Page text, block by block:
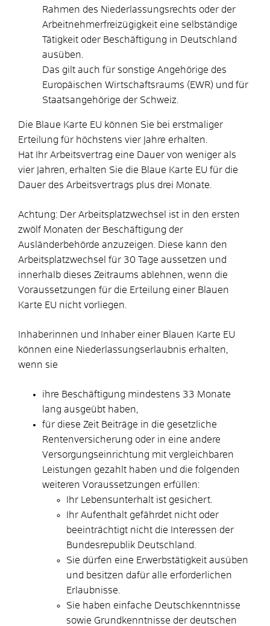
Rahmen des Niederlassungsrechts oder der
Arbeitnehmerfreizügigkeit eine selbständige
Tätigkeit oder Beschäftigung in Deutschland
ausüben.
Das gilt auch für sonstige Angehörige des
Europäischen Wirtschaftsraums (EWR) und für
Staatsangehörige der Schweiz.
Die Blaue Karte EU können Sie bei erstmaliger
Erteilung für höchstens vier Jahre erhalten.
Hat Ihr Arbeitsvertrag eine Dauer von weniger als
vier Jahren, erhalten Sie die Blaue Karte EU für die
Dauer des Arbeitsvertrags plus drei Monate.
Achtung: Der Arbeitsplatzwechsel ist in den ersten
zwölf Monaten der Beschäftigung der
Ausländerbehörde anzuzeigen. Diese kann den
Arbeitsplatzwechsel für 30 Tage aussetzen und
innerhalb dieses Zeitraums ablehnen, wenn die
Voraussetzungen für die Erteilung einer Blauen
Karte EU nicht vorliegen.
Inhaberinnen und Inhaber einer Blauen Karte EU
können eine Niederlassungserlaubnis erhalten,
wenn sie
ihre Beschäftigung mindestens 33 Monate
lang ausgeübt haben,
für diese Zeit Beiträge in die gesetzliche
Rentenversicherung oder in eine andere
Versorgungseinrichtung mit vergleichbaren
Leistungen gezahlt haben und die folgenden
weiteren Voraussetzungen erfüllen:
Ihr Lebensunterhalt ist gesichert.
Ihr Aufenthalt gefährdet nicht oder
beeinträchtigt nicht die Interessen der
Bundesrepublik Deutschland.
Sie dürfen eine Erwerbstätigkeit ausüben
und besitzen dafür alle erforderlichen
Erlaubnisse.
Sie haben einfache Deutschkenntnisse
sowie Grundkenntnisse der deutschen